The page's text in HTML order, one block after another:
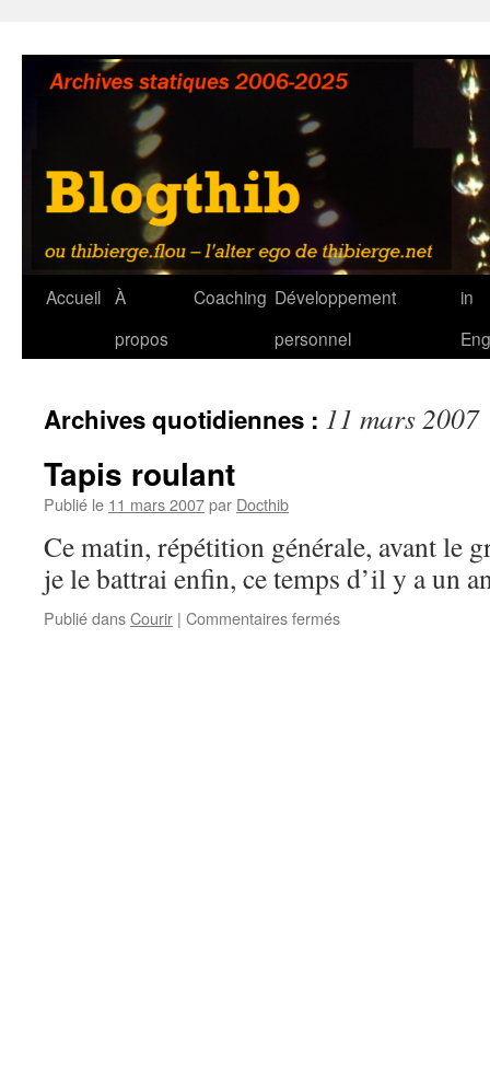
contenu
Accueil À
propos
Coaching Développement
personnel
in
Archives quotidiennes : 11 mars 2007
Tapis roulant
Publié le 11 mars 2007par Docthib
Ce matin, répétition générale, avant le
je le battrai enfin, ce temps d’il y a un
Publié dansCourir | Commentaires ferméssur